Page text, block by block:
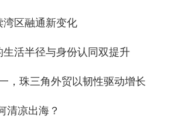
湾区融通新变化
活半径与身份认同双提升
，珠三角外贸以韧性驱动增长
清凉出海？